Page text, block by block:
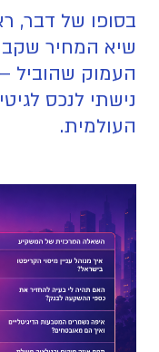
שיא המחיר
העמוק שהוביל
נישתי לנכס
העולמית.